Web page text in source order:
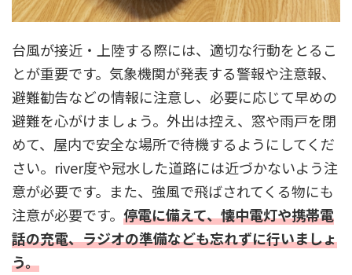
台風が接近・上陸する際には、適切な行動をとるこ
とが重要です。気象機関が発表する警報や注意報、
避難勧告などの情報に注意し、必要に応じて早めの
避難を心がけましょう。外出は控え、窓や雨戸を閉
めて、屋内で安全な場所で待機するようにしてくだ
さい。river度や冠水した道路には近づかないよう注
意が必要です。また、強風で飛ばされてくる物にも
注意が必要です。 停電に備えて、懐中電灯や携帯電
話の充電、ラジオの準備なども忘れずに行いましょ
う。